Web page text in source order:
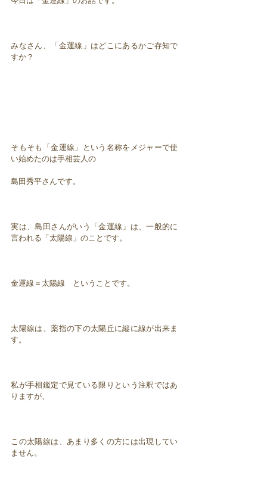
みなさん、「金運線」はどこにあるかご存知で
すか？
そもそも「金運線」という名称をメジャーで使
い始めたのは手相芸人の
島田秀平さんです。
実は、島田さんがいう「金運線」は、一般的に
言われる「太陽線」のことです。
金運線＝太陽線 ということです。
太陽線は、薬指の下の太陽丘に縦に線が出来ま
す。
私が手相鑑定で見ている限りという注釈ではあ
りますが、
この太陽線は、あまり多くの方には出現してい
ません。